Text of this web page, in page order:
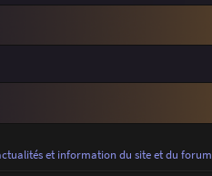
et information du site et du forum